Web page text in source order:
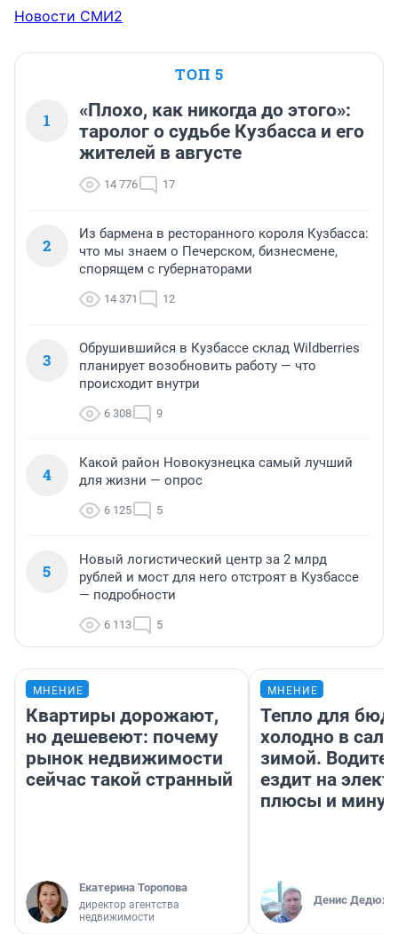
Новости СМИ2
ТОП 5
1
«Плохо, как никогда до этого»:
таролог о судьбе Кузбасса и его
жителей в августе
14 776 17
2
Из бармена в ресторанного короля Кузбасса:
что мы знаем о Печерском, бизнесмене,
спорящем с губернаторами
14 371 12
3
Обрушившийся в Кузбассе склад Wildberries
планирует возобновить работу — что
происходит внутри
6 308 9
4
Какой район Новокузнецка самый лучший
для жизни — опрос
6 125 5
5
Новый логистический центр за 2 млрд
рублей и мост для него отстроят в Кузбассе
— подробности
6 113 5
МНЕНИЕ
Квартиры дорожают,
но дешевеют: почему
рынок недвижимости
сейчас такой странный
Екатерина Торопова
директор агентства
недвижимости
МНЕНИЕ
Тепло для
холодно в
зимой.
ездит на
плюсы и
Денис